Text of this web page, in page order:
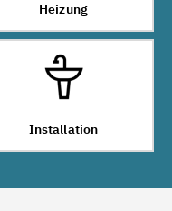
Heizung
Installation